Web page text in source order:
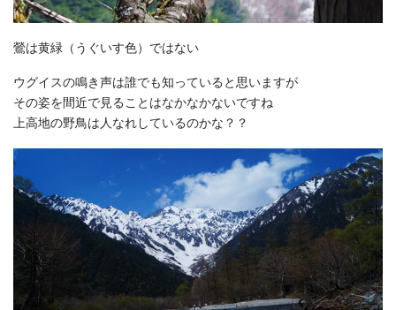
鶯は黄緑（うぐいす色）ではない
ウグイスの鳴き声は誰でも知っていると思いますが
その姿を間近で見ることはなかなかないですね
上高地の野鳥は人なれしているのかな？？